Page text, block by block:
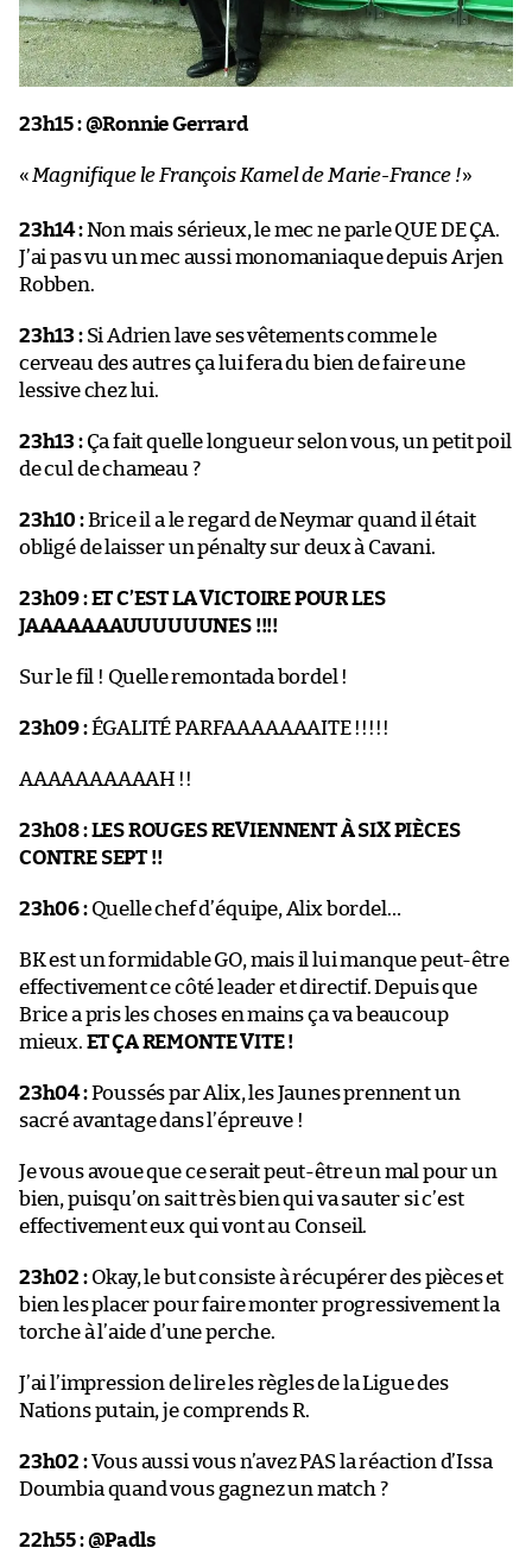
23h15 : @Ronnie Gerrard
« Magnifique le François Kamel de Marie-France !»
23h14 :Non mais sérieux, le mec ne parle QUE DE ÇA.
J’ai pas vu un mec aussi monomaniaque depuis Arjen
Robben.
23h13 :Si Adrien lave ses vêtements comme le
cerveau des autres ça lui fera du bien de faire une
lessive chez lui.
23h13 :Ça fait quelle longueur selon vous, un petit poil
de cul de chameau ?
23h10 :Brice il a le regard de Neymar quand il était
obligé de laisser un pénalty sur deux à Cavani.
23h09 :ET C’EST LA VICTOIRE POUR LES
JAAAAAAAUUUUUUNES !!!!
Sur le fil ! Quelle remontada bordel !
23h09 :ÉGALITÉ PARFAAAAAAAITE !!!!!
AAAAAAAAAAH !!
23h08 :LES ROUGES REVIENNENT À SIX PIÈCES
CONTRE SEPT !!
23h06 :Quelle chef d’équipe, Alix bordel…
BK est un formidable GO, mais il lui manque peut-être
effectivement ce côté leader et directif. Depuis que
Brice a pris les choses en mains ça va beaucoup
mieux. ET ÇA REMONTE VITE !
23h04 :Poussés par Alix, les Jaunes prennent un
sacré avantage dans l’épreuve !
Je vous avoue que ce serait peut-être un mal pour un
bien, puisqu’on sait très bien qui va sauter si c’est
effectivement eux qui vont au Conseil.
23h02 :Okay, le but consiste à récupérer des pièces et
bien les placer pour faire monter progressivement la
torche à l’aide d’une perche.
J’ai l’impression de lire les règles de la Ligue des
Nations putain, je comprends R.
23h02 :Vous aussi vous n’avez PAS la réaction d’Issa
Doumbia quand vous gagnez un match ?
22h55 : @Padls